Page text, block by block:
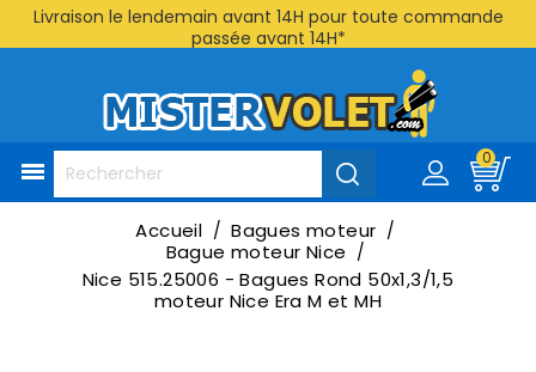
Livraison le lendemain avant 14H pour toute commande
passée avant 14H*

0
Accueil
Bagues moteur
Bague moteur Nice
Nice 515.25006 - Bagues Rond 50x1,3/1,5
moteur Nice Era M et MH